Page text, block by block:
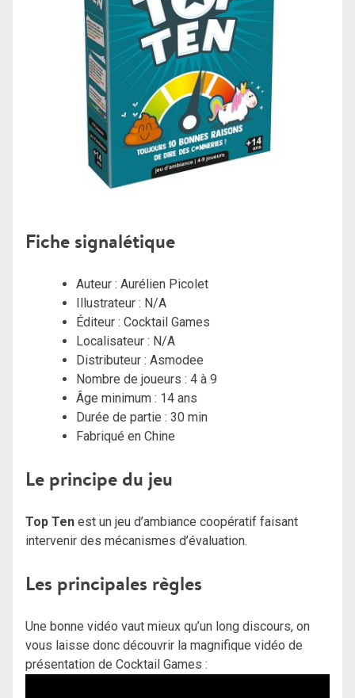
Fiche signalétique
Auteur : Aurélien Picolet
Illustrateur : N/A
Éditeur : Cocktail Games
Localisateur : N/A
Distributeur : Asmodee
Nombre de joueurs : 4 à 9
Âge minimum : 14 ans
Durée de partie : 30 min
Fabriqué en Chine
Le principe du jeu
Top Ten est un jeu d’ambiance coopératif faisant
intervenir des mécanismes d’évaluation.
Les principales règles
Une bonne vidéo vaut mieux qu’un long discours, on
vous laisse donc découvrir la magnifique vidéo de
présentation de Cocktail Games :